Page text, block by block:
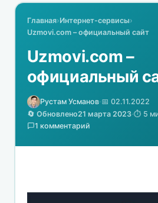
Главная›Интернет-сервисы›
Uzmovi.com – официальный сайт
Uzmovi.com –
официальный
Рустам Усманов·📅 02.11.2022
🔄 Обновлено21 марта 2023·⏱️ 5
1 комментарий